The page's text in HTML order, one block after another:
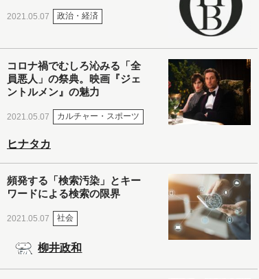
2021.05.07 政治・経済
コロナ禍でむしろ沁みる「全
員悪人」の祭典。映画『ジェ
ントルメン』の魅力
2021.05.07 カルチャー・スポーツ
ヒナタカ
頻発する「検索汚染」とキー
ワードによる検索の限界
2021.05.07 社会
柳井政和